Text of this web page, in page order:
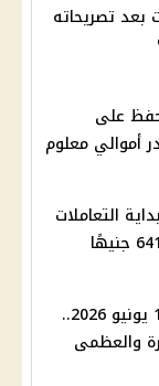
بعد تصريحاته
على
أموالي معلوم
التعاملات
حالة الطقس غدا الأربعاء 10 يونيو 2026..
والعظمى